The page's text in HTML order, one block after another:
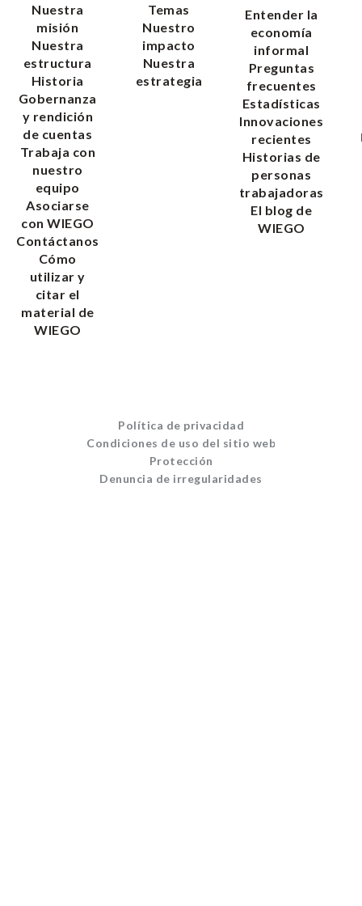
Nuestra
misión
Nuestra
estructura
Historia
Gobernanza
y rendición
de cuentas
Trabaja con
nuestro
equipo
Asociarse
con WIEGO
Contáctanos
Cómo
utilizar y
citar el
material de
WIEGO
Temas
Nuestro
impacto
Nuestra
estrategia
Entender la
economía
informal
Preguntas
frecuentes
Estadísticas
Innovaciones
recientes
Historias de
personas
trabajadoras
El blog de
WIEGO
Política de privacidad
Condiciones de uso del sitio web
Protección
Denuncia de irregularidades